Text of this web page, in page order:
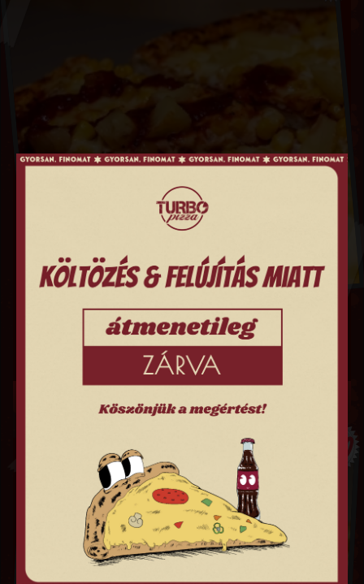
KARCSI KEDVENCE PIZZA
Paradicsomos alap, sonka, kukorica, sajt, ananász
3,890